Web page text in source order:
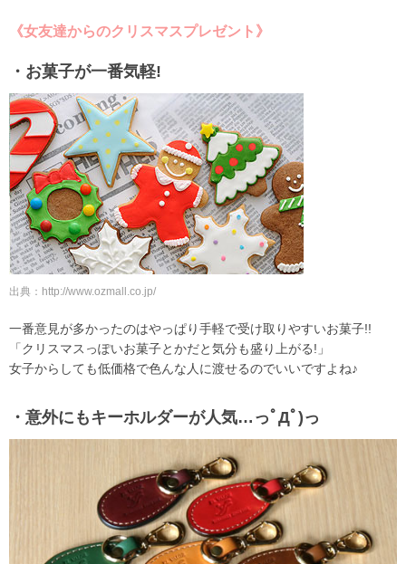
《女友達からのクリスマスプレゼント》
・お菓子が一番気軽!
出典：http://www.ozmall.co.jp/
一番意見が多かったのはやっぱり手軽で受け取りやすいお菓子!!
「クリスマスっぽいお菓子とかだと気分も盛り上がる!」
女子からしても低価格で色んな人に渡せるのでいいですよね♪
・意外にもキーホルダーが人気…っﾟДﾟ)っ